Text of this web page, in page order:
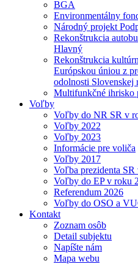
BGA
Environmentálny
Národný projekt
Rekonštrukcia
Hlavný
Rekonštrukcia
Európskou úniou z
odolnosti Slovenskej
Multifunkčné ihrisko
Voľby
Voľby do NR SR v
Voľby 2022
Voľby 2023
Informácie pre voliča
Voľby 2017
Voľba prezidenta
Voľby do EP v roku
Referendum 2026
Voľby do OSO a
Kontakt
Zoznam osôb
Detail subjektu
Napíšte nám
Mapa webu